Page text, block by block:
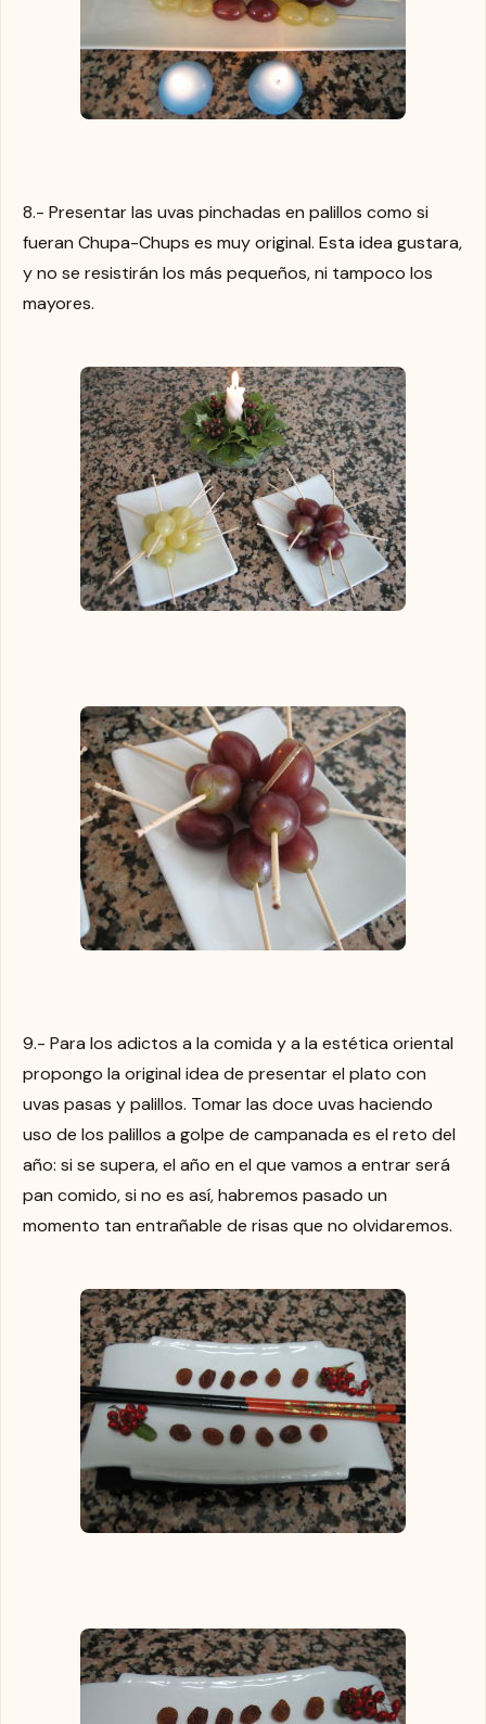
8.- Presentar las uvas pinchadas en palillos como si
fueran Chupa-Chups es muy original. Esta idea gustara,
y no se resistirán los más pequeños, ni tampoco los
mayores.
9.- Para los adictos a la comida y a la estética oriental
propongo la original idea de presentar el plato con
uvas pasas y palillos. Tomar las doce uvas haciendo
uso de los palillos a golpe de campanada es el reto del
año: si se supera, el año en el que vamos a entrar será
pan comido, si no es así, habremos pasado un
momento tan entrañable de risas que no olvidaremos.